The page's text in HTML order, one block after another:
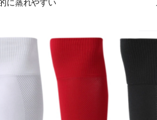
に蒸れやすい